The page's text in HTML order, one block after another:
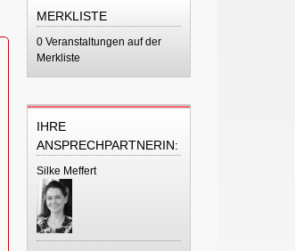
MERKLISTE
0 Veranstaltungen auf der
Merkliste
IHRE
ANSPRECHPARTNERIN:
Silke Meffert